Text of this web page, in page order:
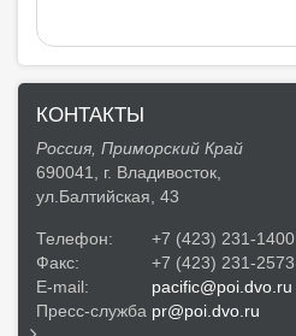
КОНТАКТЫ
Россия, Приморский Край
690041, г. Владивосток,
ул.Балтийская, 43
Телефон:
+7 (423) 231-1400
Факс:
+7 (423) 231-2573
E-mail:
pacific@poi.dvo.ru
Пресс-служба pr@poi.dvo.ru